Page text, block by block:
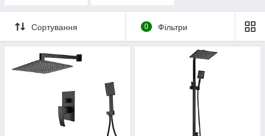
Сортування 0 Фільтри